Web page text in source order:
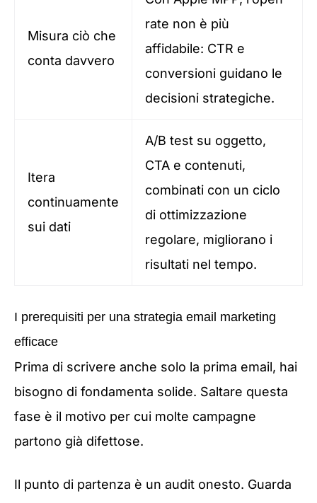
Misura ciò che
conta davvero
rate non è più
affidabile: CTR e
conversioni guidano le
decisioni strategiche.
Itera
continuamente
sui dati
A/B test su oggetto,
CTA e contenuti,
combinati con un ciclo
di ottimizzazione
regolare, migliorano i
risultati nel tempo.
I prerequisiti per una strategia email marketing
efficace
Prima di scrivere anche solo la prima email, hai
bisogno di fondamenta solide. Saltare questa
fase è il motivo per cui molte campagne
partono già difettose.
Il punto di partenza è un audit onesto. Guarda